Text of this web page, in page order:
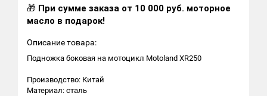
🎁 При сумме заказа от 10 000 руб. моторное
масло в подарок!
Описание товара:
Подножка боковая на мотоцикл Motoland XR250
Производство: Китай
Материал: сталь